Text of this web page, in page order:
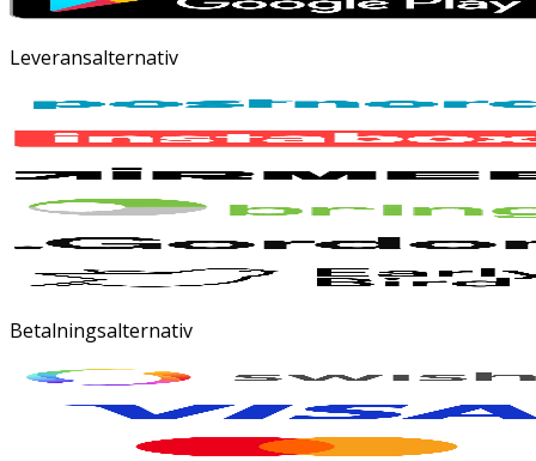
Leveransalternativ
Betalningsalternativ